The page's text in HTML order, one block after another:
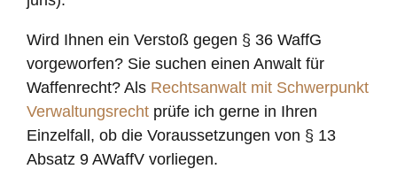
Wird Ihnen ein Verstoß gegen § 36 WaffG
vorgeworfen? Sie suchen einen Anwalt für
Waffenrecht? Als Rechtsanwalt mit Schwerpunkt
Verwaltungsrecht prüfe ich gerne in Ihren
Einzelfall, ob die Voraussetzungen von § 13
Absatz 9 AWaffV vorliegen.